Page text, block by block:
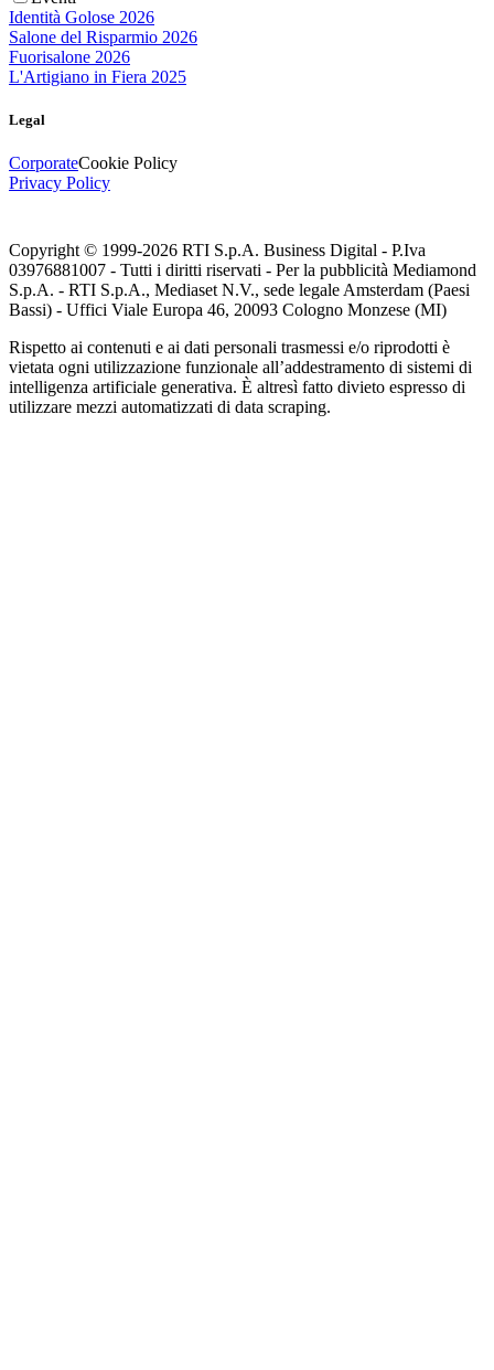
Identità Golose 2026
Salone del Risparmio 2026
Fuorisalone 2026
L'Artigiano in Fiera 2025
Legal
CorporateCookie Policy
Privacy Policy
Copyright © 1999-2026 RTI S.p.A. Business Digital - P.Iva
03976881007 - Tutti i diritti riservati - Per la pubblicità Mediamond
S.p.A. - RTI S.p.A., Mediaset N.V., sede legale Amsterdam (Paesi
Bassi) - Uffici Viale Europa 46, 20093 Cologno Monzese (MI)
Rispetto ai contenuti e ai dati personali trasmessi e/o riprodotti è
vietata ogni utilizzazione funzionale all’addestramento di sistemi di
intelligenza artificiale generativa. È altresì fatto divieto espresso di
utilizzare mezzi automatizzati di data scraping.